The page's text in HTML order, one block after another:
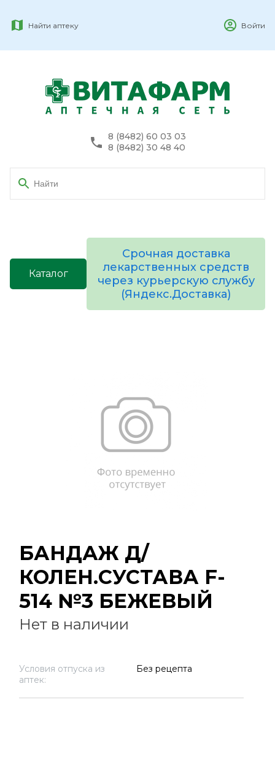
Найти аптеку Войти
8 (8482) 60 03 03
8 (8482) 30 48 40
Каталог
Срочная доставка
лекарственных средств
через курьерскую службу
(Яндекс.Доставка)
БАНДАЖ Д/
КОЛЕН.СУСТАВА F-
514 №3 БЕЖЕВЫЙ
Нет в наличии
Условия отпуска из
аптек:
Без рецепта